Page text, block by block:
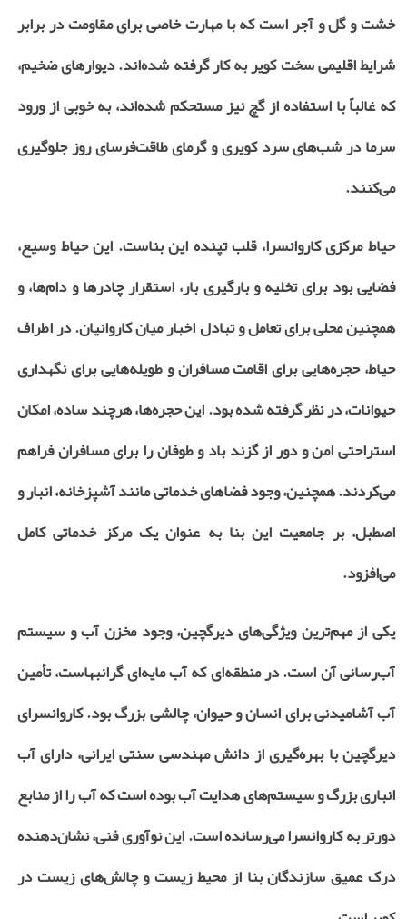
خشت و گل و آجر است که با مهارت خاصی برای مقاومت در برابر
شرایط اقلیمی سخت کویر به کار گرفته شده‌اند. دیوارهای ضخیم،
که غالباً با استفاده از گچ نیز مستحکم شده‌اند، به خوبی از ورود
سرما در شب‌های سرد کویری و گرمای طاقت‌فرسای روز جلوگیری
می‌کنند.
حیاط مرکزی کاروانسرا، قلب تپنده این بناست. این حیاط وسیع،
فضایی بود برای تخلیه و بارگیری بار، استقرار چادرها و دام‌ها، و
همچنین محلی برای تعامل و تبادل اخبار میان کاروانیان. در اطراف
حیاط، حجره‌هایی برای اقامت مسافران و طویله‌هایی برای نگهداری
حیوانات، در نظر گرفته شده بود. این حجره‌ها، هرچند ساده، امکان
استراحتی امن و دور از گزند باد و طوفان را برای مسافران فراهم
می‌کردند. همچنین، وجود فضاهای خدماتی مانند آشپزخانه، انبار و
اصطبل، بر جامعیت این بنا به عنوان یک مرکز خدماتی کامل
می‌افزود.
یکی از مهم‌ترین ویژگی‌های دیرگچین، وجود مخزن آب و سیستم
آب‌رسانی آن است. در منطقه‌ای که آب مایه‌ای گرانبهاست، تأمین
آب آشامیدنی برای انسان و حیوان، چالشی بزرگ بود. کاروانسرای
دیرگچین با بهره‌گیری از دانش مهندسی سنتی ایرانی، دارای آب
انباری بزرگ و سیستم‌های هدایت آب بوده است که آب را از منابع
دورتر به کاروانسرا می‌رسانده است. این نوآوری فنی، نشان‌دهنده
درک عمیق سازندگان بنا از محیط زیست و چالش‌های زیست در